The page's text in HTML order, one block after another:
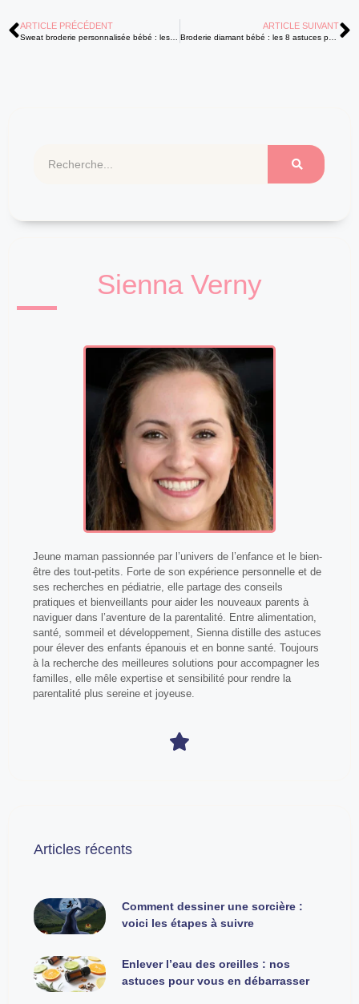
ARTICLE PRÉCÉDENT ARTICLE SUIVANT
Broderie diamant bébé : les 8 astuces pour des créations ludiques et faciles
Sienna Verny
Jeune maman passionnée par l’univers de l’enfance et le bien-
être des tout-petits. Forte de son expérience personnelle et de
ses recherches en pédiatrie, elle partage des conseils
pratiques et bienveillants pour aider les nouveaux parents à
naviguer dans l’aventure de la parentalité. Entre alimentation,
santé, sommeil et développement, Sienna distille des astuces
pour élever des enfants épanouis et en bonne santé. Toujours
à la recherche des meilleures solutions pour accompagner les
familles, elle mêle expertise et sensibilité pour rendre la
parentalité plus sereine et joyeuse.
Articles récents
Comment dessiner une sorcière :
voici les étapes à suivre
Enlever l’eau des oreilles : nos
astuces pour vous en débarrasser